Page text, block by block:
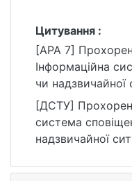
Цитування :
[APA 7]
Інформаційна
чи надзвичайної
[Бакалаврська
національний
Шевченка].
https://
33
[ДСТУ]
система
надзвичайної
Електроніка,